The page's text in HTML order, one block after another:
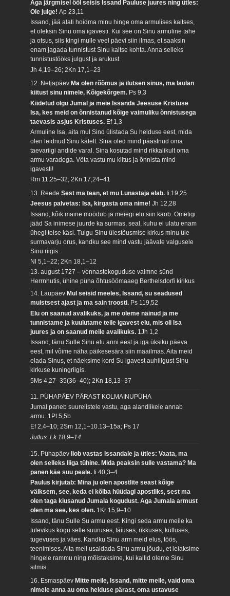
Aga järgmisel ööl seisis Issand Pauluse juures ning ütles:
Ole julge!Ap 23,11
Issand, jää alati hoidma minu hinge oma armulises kaitses,
et oleksin Sinu oma igavesti. Kui see on Sinu armuline tahe
ja otsus, siis kingi mulle veel päevi siin ilmas, et saaksin
enam jagada tunnistust Sinu kaitse kohta. Anna selleks
tunnistustööks julgust ja arukust.
Jh 4,19–26; 2Kn 17,1–23
12. Neljapäev Ma olen rõõmus ja ilutsen sinus, ma laulan
kiitust sinu nimele, Kõigekõrgem. Ps 9,3
Kiidetud olgu Jumal ja meie Issanda Jeesuse Kristuse
Isa, kes meid on õnnistanud kõige vaimuliku õnnistusega
taevasis asjus Kristuses. Ef 1,3
Armuline Isa, aita mul Sind ülistada Su helduse eest, mida
olen leidnud Sinu kätelt. Sina oled mind päästnud oma
taevariigi andide varal. Sina kosutad mind rikkalikult oma
armu varadega. Võta vastu mu kiitus ja õnnista mind
igavesti!
Rm 11,25–32; 2Kn 17,24–41
13. ReedeSest ma tean, et mu Lunastaja elab. Ii 19,25
Jeesus palvetas: Isa, kirgasta oma nime!Jh 12,28
Issand, kõik maine möödub ja meiegi elu siin kaob. Ometigi
jääd Sa inimese juurde ka surmas, seal, kuhu ei ulatu enam
ühegi teise käsi. Tulgu Sinu ülestõusmise kirkus minu üle
surmavarju orus, kandku see mind vastu jäävale valgusele
Sinu riigis.
Nl 5,1–22; 2Kn 18,1–12
13. august 1727 – vennastekoguduse vaimne sünd
Herrnhutis, ühine püha õhtusöömaaeg Berthelsdorfi kirikus
14. Laupäev Mul seisid meeles, Issand, su seadused
muistsest ajast ja ma sain troosti. Ps 119,52
Elu on saanud avalikuks, ja me oleme näinud ja me
tunnistame ja kuulutame teile igavest elu, mis oli Isa
juures ja on saanud meile avalikuks. 1Jh 1,2
Issand, tänu Sulle Sinu elu anni eest ja iga üksiku päeva
eest, mil võime näha päikesesära siin maailmas. Aita meid
elada Sinus, et näeksime kord Su igavest auhiilgust Sinu
kirkuse kuningriigis.
5Ms 4,27–35(36–40); 2Kn 18,13–37
11. PÜHAPÄEV PÄRAST KOLMAINUPÜHA
Jumal paneb suurelistele vastu, aga alandlikele annab
armu. 1Pt 5,5b
Ef 2,4–10; 2Sm 12,1–10.13–15a; Ps 17
Jutlus: Lk 18,9–14
15. PühapäevIiob vastas Issandale ja ütles: Vaata, ma
olen selleks liiga tühine. Mida peaksin sulle vastama? Ma
panen käe suu peale. Ii 40,3–4
Paulus kirjutab: Mina ju olen apostlite seast kõige
väiksem, see, keda ei kõlba hüüdagi apostliks, sest ma
olen taga kiusanud Jumala kogudust. Aga Jumala armust
olen ma see, kes olen. 1Kr 15,9–10
Issand, tänu Sulle Su armu eest. Kingi seda armu meile ka
tulevikus kogu selle suuruses, täiuses, rikkuses, külluses,
tugevuses ja väes. Kandku Sinu arm meid elus, töös,
teenimises. Aita meil usaldada Sinu armu jõudu, et leiaksime
hingele rammu ning mõistaksime, kui kallid oleme Sinu
silmis.
16. Esmaspäev Mitte meile, Issand, mitte meile, vaid oma
nimele anna au oma helduse pärast, oma ustavuse